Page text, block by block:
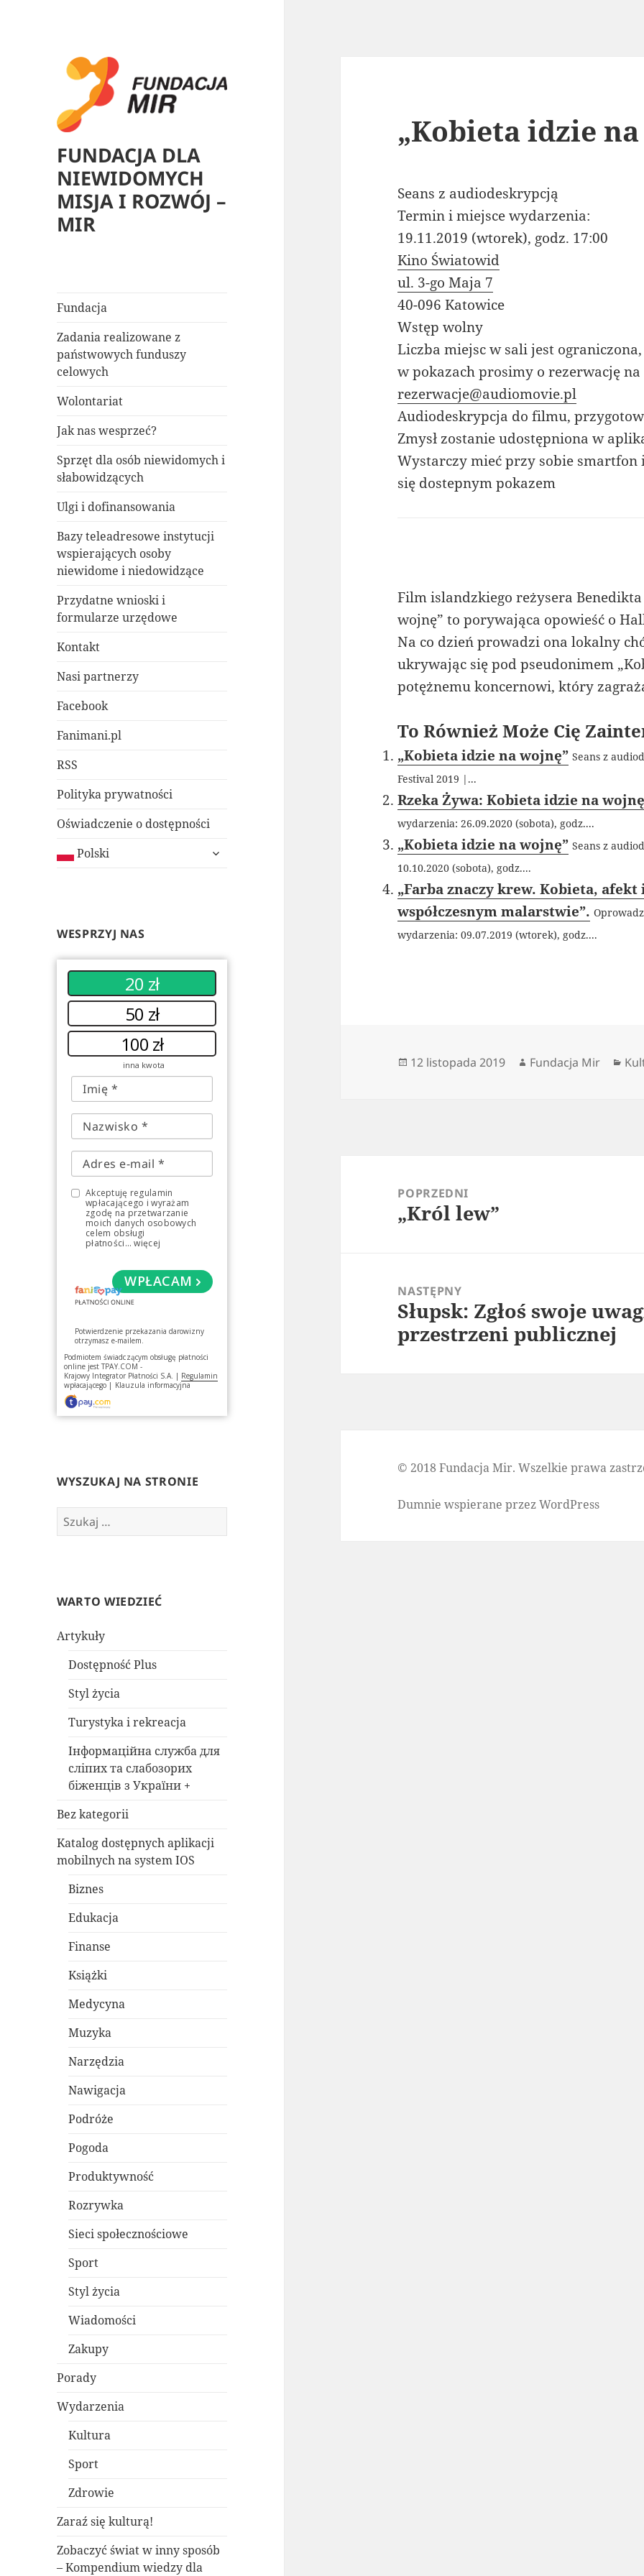
FUNDACJA DLA
NIEWIDOMYCH
MISJA I ROZWÓJ –
MIR
Fundacja
Zadania realizowane z
państwowych funduszy
celowych
Wolontariat
Jak nas wesprzeć?
Sprzęt dla osób niewidomych i
słabowidzących
Ulgi i dofinansowania
Bazy teleadresowe instytucji
wspierających osoby
niewidome i niedowidzące
Przydatne wnioski i
formularze urzędowe
Kontakt
Nasi partnerzy
Facebook
Fanimani.pl
RSS
Polityka prywatności
Oświadczenie o dostępności
Polski
rozwiń
WESPRZYJ NAS
20 zł
50 zł
100 zł
inna kwota
Akceptuję regulamin
wpłacającego i wyrażam
zgodę na przetwarzanie
moich danych osobowych
celem obsługi
płatności... więcej
WPŁACAM
Potwierdzenie przekazania darowizny
otrzymasz e-mailem.
Podmiotem świadczącym obsługę płatności
online jestTPAY.COM -
Krajowy Integrator Płatności S.A. | Regulamin
wpłacającego | Klauzula informacyjna
WYSZUKAJ NA STRONIE
Szukaj:
WARTO WIEDZIEĆ
Artykuły
Dostępność Plus
Styl życia
Turystyka i rekreacja
Інформаційна служба для
сліпих та слабозорих
біженців з України +
Bez kategorii
Katalog dostępnych aplikacji
mobilnych na system IOS
Biznes
Edukacja
Finanse
Książki
Medycyna
Muzyka
Narzędzia
Nawigacja
Podróże
Pogoda
Produktywność
Rozrywka
Sieci społecznościowe
Sport
Styl życia
Wiadomości
Zakupy
Porady
Wydarzenia
Kultura
Sport
Zdrowie
Zaraź się kulturą!
Zobaczyć świat w inny sposób
– Kompendium wiedzy dla
„Kobieta idzie
Seans z audiodeskrypcją
Termin i miejsce wydarzenia:
19.11.2019 (wtorek), godz. 17:00
Kino Światowid
ul. 3-go Maja 7
40-096 Katowice
Wstęp wolny
Liczba miejsc w sali jest
w pokazach prosimy o rezerwację
rezerwacje@audiomovie.pl
Audiodeskrypcja do filmu,
Zmysł zostanie udostępniona w
Wystarczy mieć przy sobie smartfon
się dostepnym pokazem
Film islandzkiego reżysera
wojnę” to porywająca opowieść o
Na co dzień prowadzi ona lokalny
ukrywając się pod pseudonimem
potężnemu koncernowi, który
To Również Może Cię
„Kobieta idzie na wojnę” Seans z
Festival 2019 |...
Rzeka Żywa: Kobieta idzie na wojnę
wydarzenia: 26.09.2020 (sobota), godz....
„Kobieta idzie na wojnę” Seans z
10.10.2020 (sobota), godz....
„Farba znaczy krew. Kobieta,
współczesnym malarstwie”.
wydarzenia: 09.07.2019 (wtorek), godz....
Data
12 listopada 2019 Autor
Fundacja Mir
POPRZEDNI
Poprzedni
„Król lew”
NASTĘPNY
Następny
wpis:
Słupsk: Zgłoś swoje
przestrzeni publicznej
© 2018 Fundacja Mir. Wszelkie prawa
Dumnie wspierane przez WordPress